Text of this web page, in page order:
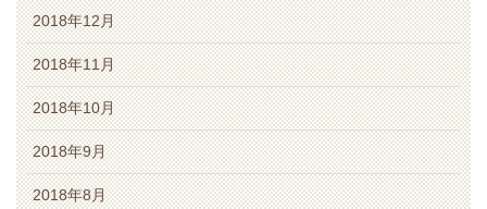
2018年12月
2018年11月
2018年10月
2018年9月
2018年8月